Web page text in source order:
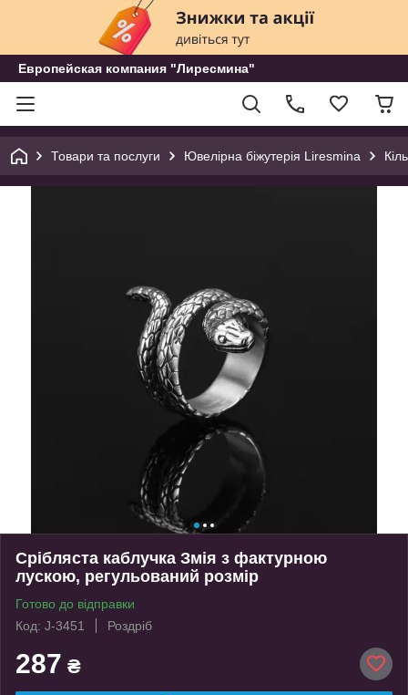
Европейская компания "Лиресмина"
Товари та послуги Ювелірна біжутерія Liresmina
Срібляста каблучка Змія з фактурною
лускою, регульований розмір
Готово до відправки
Код: J-3451
Роздріб
287 ₴